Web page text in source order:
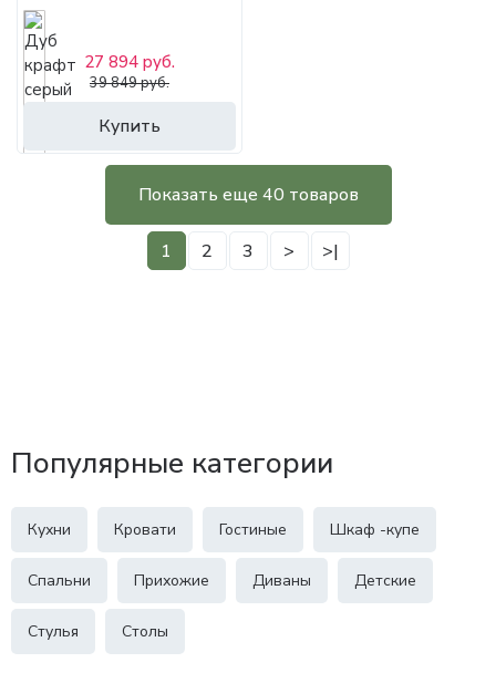
Купить
27 894 руб.
39 849 руб.
Показать еще 40 товаров
1 2 3 > >|
Популярные категории
Кухни Кровати Гостиные Шкаф -купе
Спальни Прихожие Диваны Детские
Стулья Столы